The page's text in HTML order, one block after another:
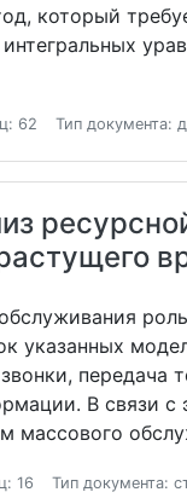
который
62 Тип документа:
указанных
передача
В связи
массового
16 Тип документа: